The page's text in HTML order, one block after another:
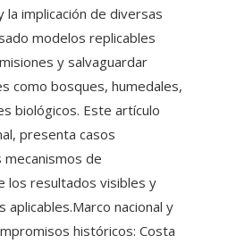
implicación de diversas
modelos replicables
y salvaguardar
como bosques, humedales,
biológicos. Este artículo
presenta casos
de
los resultados visibles y
nacional y
históricos: Costa